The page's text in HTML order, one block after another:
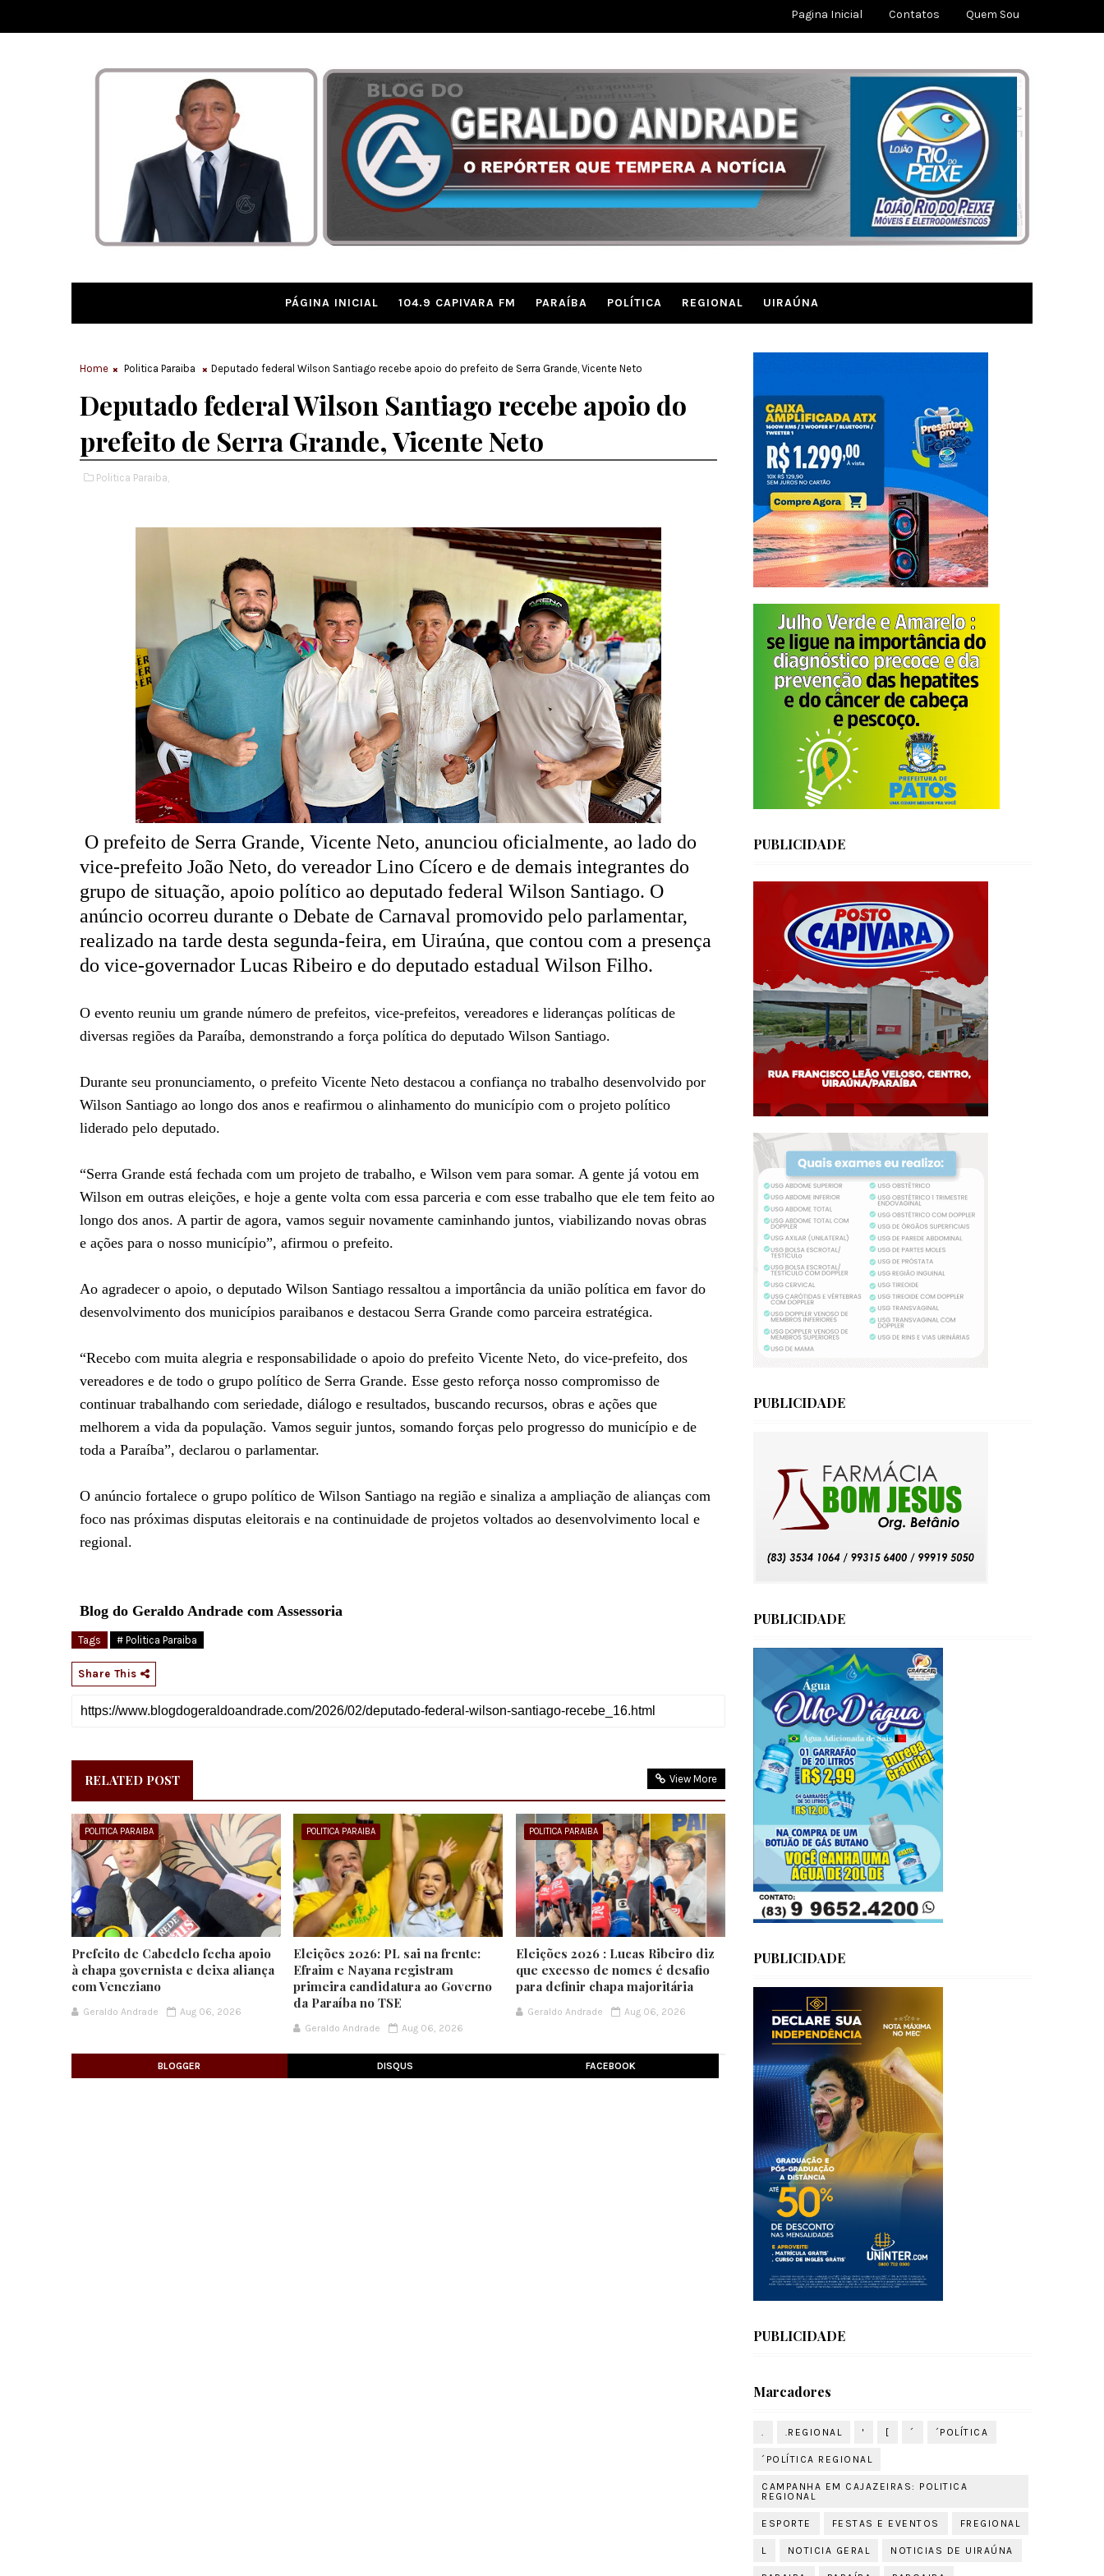
Pagina Inicial Contatos Quem Sou
PÁGINA INICIAL 104.9 CAPIVARA FM PARAÍBA POLÍTICA REGIONAL UIRAÚNA
Home Politica Paraiba Deputado federal Wilson Santiago recebe apoio do prefeito de Serra Grande, Vicente Neto
Deputado federal Wilson Santiago recebe apoio do
prefeito de Serra Grande, Vicente Neto
Politica Paraiba,
O prefeito de Serra Grande, Vicente Neto, anunciou oficialmente, ao lado do
vice-prefeito João Neto, do vereador Lino Cícero e de demais integrantes do
grupo de situação, apoio político ao deputado federal Wilson Santiago. O
anúncio ocorreu durante o Debate de Carnaval promovido pelo parlamentar,
realizado na tarde desta segunda-feira, em Uiraúna, que contou com a presença
do vice-governador Lucas Ribeiro e do deputado estadual Wilson Filho.
O evento reuniu um grande número de prefeitos, vice-prefeitos, vereadores e lideranças políticas de
diversas regiões da Paraíba, demonstrando a força política do deputado Wilson Santiago.
Durante seu pronunciamento, o prefeito Vicente Neto destacou a confiança no trabalho desenvolvido por
Wilson Santiago ao longo dos anos e reafirmou o alinhamento do município com o projeto político
liderado pelo deputado.
“Serra Grande está fechada com um projeto de trabalho, e Wilson vem para somar. A gente já votou em
Wilson em outras eleições, e hoje a gente volta com essa parceria e com esse trabalho que ele tem feito ao
longo dos anos. A partir de agora, vamos seguir novamente caminhando juntos, viabilizando novas obras
e ações para o nosso município”, afirmou o prefeito.
Ao agradecer o apoio, o deputado Wilson Santiago ressaltou a importância da união política em favor do
desenvolvimento dos municípios paraibanos e destacou Serra Grande como parceira estratégica.
“Recebo com muita alegria e responsabilidade o apoio do prefeito Vicente Neto, do vice-prefeito, dos
vereadores e de todo o grupo político de Serra Grande. Esse gesto reforça nosso compromisso de
continuar trabalhando com seriedade, diálogo e resultados, buscando recursos, obras e ações que
melhorem a vida da população. Vamos seguir juntos, somando forças pelo progresso do município e de
toda a Paraíba”, declarou o parlamentar.
O anúncio fortalece o grupo político de Wilson Santiago na região e sinaliza a ampliação de alianças com
foco nas próximas disputas eleitorais e na continuidade de projetos voltados ao desenvolvimento local e
regional.
Blog do Geraldo Andrade com Assessoria
Tags # Politica Paraiba
Share This
RELATED POST View More
POLITICA PARAIBA
Prefeito de Cabedelo fecha apoio
à chapa governista e deixa aliança
com Veneziano
Geraldo Andrade Aug 06, 2026
POLITICA PARAIBA
Eleições 2026: PL sai na frente:
Efraim e Nayana registram
primeira candidatura ao Governo
da Paraíba no TSE
Geraldo Andrade Aug 06, 2026
POLITICA PARAIBA
Eleições 2026 : Lucas Ribeiro diz
que excesso de nomes é desafio
para definir chapa majoritária
Geraldo Andrade Aug 06, 2026
BLOGGER DISQUS FACEBOOK
PUBLICIDADE
PUBLICIDADE
PUBLICIDADE
PUBLICIDADE
PUBLICIDADE
Marcadores
. .REGIONAL ' [ ´ ´POLÍTICA
´POLÍTICA REGIONAL
CAMPANHA EM CAJAZEIRAS: POLITICA
REGIONAL
ESPORTE FESTAS E EVENTOS FREGIONAL
L NOTICIA GERAL NOTICIAS DE UIRAÚNA